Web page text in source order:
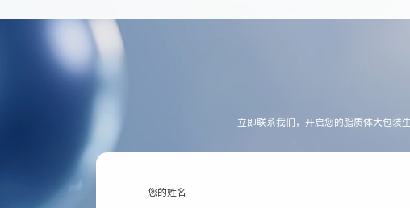
立即联系我们，开启您的脂质体大包装
您的姓名